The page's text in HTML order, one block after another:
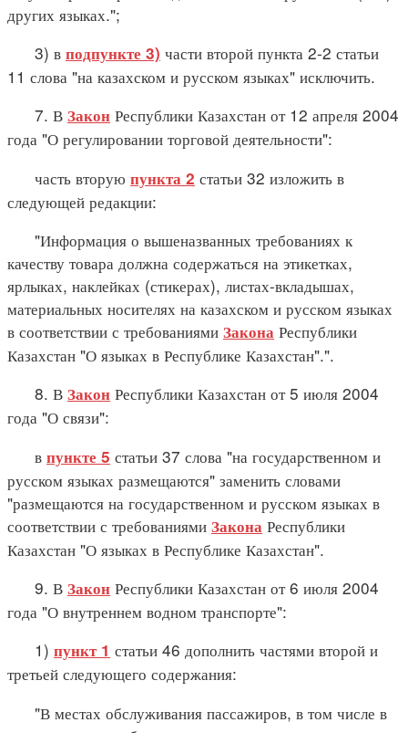
других языках.";
3) в подпункте 3) части второй пункта 2-2 статьи
11 слова "на казахском и русском языках" исключить.
7. В Закон Республики Казахстан от 12 апреля 2004
года "О регулировании торговой деятельности":
часть вторую пункта 2 статьи 32 изложить в
следующей редакции:
"Информация о вышеназванных требованиях к
качеству товара должна содержаться на этикетках,
ярлыках, наклейках (стикерах), листах-вкладышах,
материальных носителях на казахском и русском языках
в соответствии с требованиями Закона Республики
Казахстан "О языках в Республике Казахстан".".
8. В Закон Республики Казахстан от 5 июля 2004
года "О связи":
в пункте 5 статьи 37 слова "на государственном и
русском языках размещаются" заменить словами
"размещаются на государственном и русском языках в
соответствии с требованиями Закона Республики
Казахстан "О языках в Республике Казахстан".
9. В Закон Республики Казахстан от 6 июля 2004
года "О внутреннем водном транспорте":
1) пункт 1 статьи 46 дополнить частями второй и
третьей следующего содержания:
"В местах обслуживания пассажиров, в том числе в